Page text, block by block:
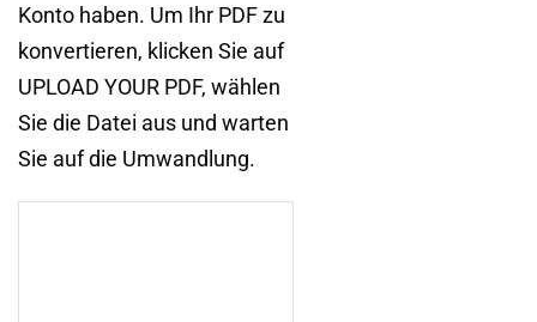
Konto haben. Um Ihr PDF zu
konvertieren, klicken Sie auf
UPLOAD YOUR PDF, wählen
Sie die Datei aus und warten
Sie auf die Umwandlung.